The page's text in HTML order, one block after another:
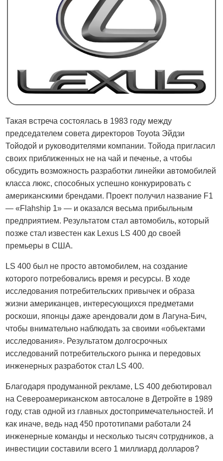
Такая встреча состоялась в 1983 году между
председателем совета директоров Toyota Эйдзи
Тойодой и руководителями компании. Тойода пригласил
своих приближенных не на чай и печенье, а чтобы
обсудить возможность разработки линейки автомобилей
класса люкс, способных успешно конкурировать с
американскими брендами. Проект получил название F1
— «Flahship 1» — и оказался весьма прибыльным
предприятием. Результатом стал автомобиль, который
позже стал известен как Lexus LS 400 до своей
премьеры в США.
LS 400 был не просто автомобилем, на создание
которого потребовались время и ресурсы. В ходе
исследования потребительских привычек и образа
жизни американцев, интересующихся предметами
роскоши, японцы даже арендовали дом в Лагуна-Бич,
чтобы внимательно наблюдать за своими «объектами
исследования». Результатом долгосрочных
исследований потребительского рынка и передовых
инженерных разработок стал LS 400.
Благодаря продуманной рекламе, LS 400 дебютировал
на Североамериканском автосалоне в Детройте в 1989
году, став одной из главных достопримечательностей. И
как иначе, ведь над 450 прототипами работали 24
инженерные команды и несколько тысяч сотрудников, а
инвестиции составили всего 1 миллиард долларов?